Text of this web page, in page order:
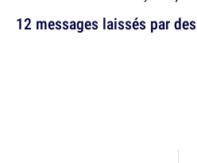
12 messages laissés par